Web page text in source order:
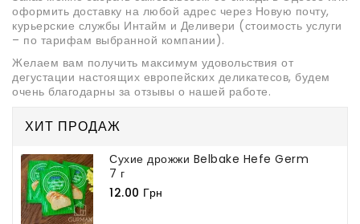
оформить доставку на любой адрес через Новую почту,
курьерские службы Интайм и Деливери (стоимость услуги
– по тарифам выбранной компании).
Желаем вам получить максимум удовольствия от
дегустации настоящих европейских деликатесов, будем
очень благодарны за отзывы о нашей работе.
ХИТ ПРОДАЖ
Сухие дрожжи Belbake Hefe Germ
7 г
12.00 Грн